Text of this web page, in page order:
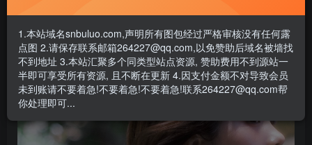
- 资源失效/充值未到账/账号解禁...等问题请《提交工单》
阿木的作品不多但都是精品，好看，性感，唯美系列居多
预览图
1.本站域名snbuluo.com,声明所有图包经过严格审核没有任何露
点图 2.请保存联系邮箱264227@qq.com,以免赞助后域名被墙找
不到地址 3.本站汇聚多个同类型站点资源, 赞助费用不到源站一
半即可享受所有资源, 且不断在更新 4.因支付金额不对导致会员
未到账请不要着急!不要着急!不要着急!联系264227@qq.com帮
你处理即可...